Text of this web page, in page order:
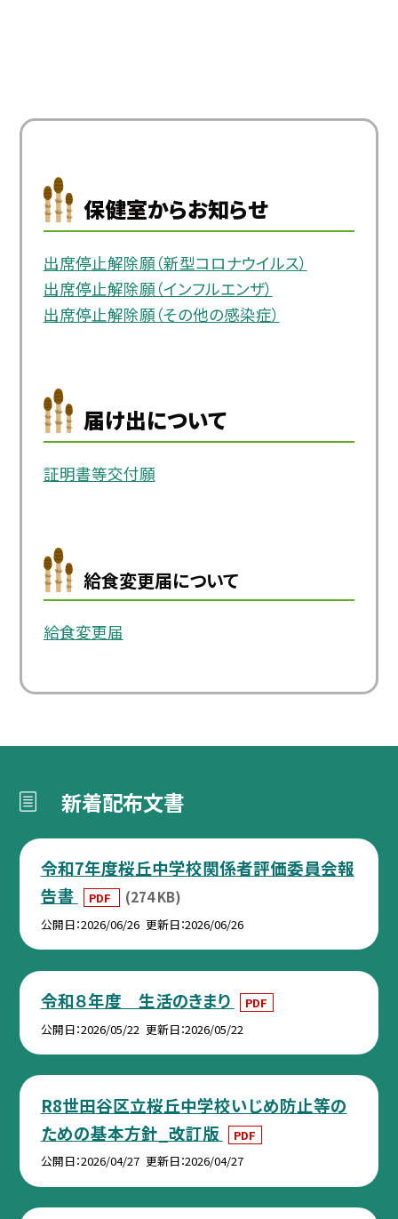
保健室からお知らせ
出席停止解除願（新型コロナウイルス）
出席停止解除願（インフルエンザ）
出席停止解除願（その他の感染症）
届け出について
証明書等交付願
給食変更届について
給食変更届
新着配布文書
令和7年度桜丘中学校関係者評価委員会報
告書
PDF (274 KB)
公開日 2026/06/26 更新日 2026/06/26
令和８年度 生活のきまり
PDF
公開日 2026/05/22 更新日 2026/05/22
R8世田谷区立桜丘中学校いじめ防止等の
ための基本方針_改訂版
PDF
公開日 2026/04/27 更新日 2026/04/27